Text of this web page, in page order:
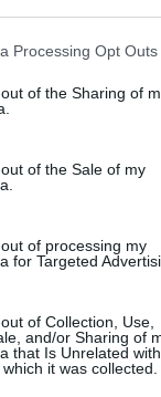
Processing Opt Outs
of the Sharing of
of the Sale of my
of processing my
for Targeted
of Collection, Use,
and/or Sharing of
that Is Unrelated
it was collected.
αναδιαμορφώνει
ΟΤΕ στη
φορά το Αρχαίο